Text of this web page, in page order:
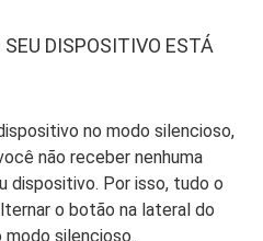
SEU DISPOSITIVO ESTÁ
no modo silencioso,
não receber nenhuma
dispositivo. Por isso, tudo o
o botão na lateral do
modo silencioso.